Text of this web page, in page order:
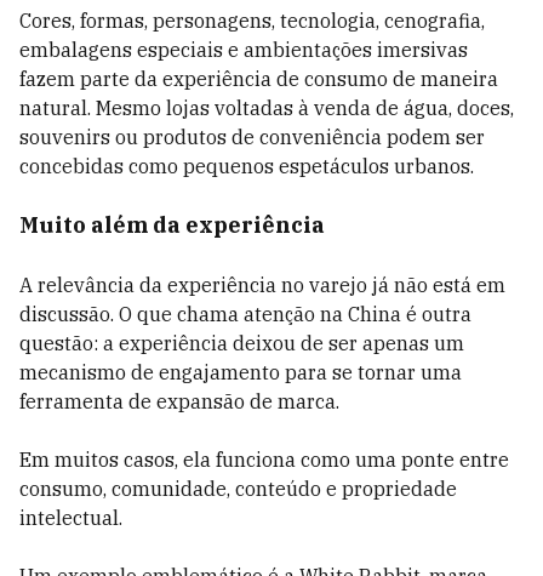
Cores, formas, personagens, tecnologia, cenografia,
embalagens especiais e ambientações imersivas
fazem parte da experiência de consumo de maneira
natural. Mesmo lojas voltadas à venda de água, doces,
souvenirs ou produtos de conveniência podem ser
concebidas como pequenos espetáculos urbanos.
Muito além da experiência
A relevância da experiência no varejo já não está em
discussão. O que chama atenção na China é outra
questão: a experiência deixou de ser apenas um
mecanismo de engajamento para se tornar uma
ferramenta de expansão de marca.
Em muitos casos, ela funciona como uma ponte entre
consumo, comunidade, conteúdo e propriedade
intelectual.